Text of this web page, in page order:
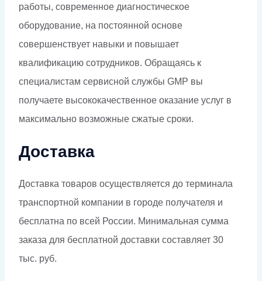
работы, современное диагностическое
оборудование, на постоянной основе
совершенствует навыки и повышает
квалификацию сотрудников. Обращаясь к
специалистам сервисной службы GMP вы
получаете высококачественное оказание услуг в
максимально возможные сжатые сроки.
Доставка
Доставка товаров осуществляется до терминала
транспортной компании в городе получателя и
бесплатна по всей России. Минимальная сумма
заказа для бесплатной доставки составляет 30
тыс. руб.